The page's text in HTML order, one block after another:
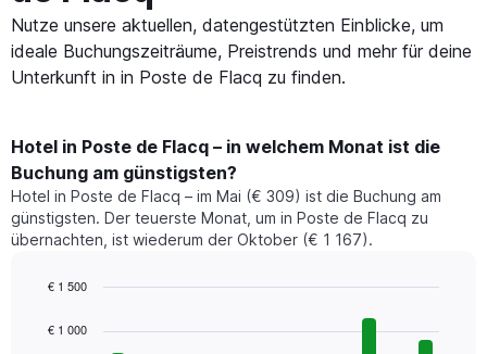
Nutze unsere aktuellen, datengestützten Einblicke, um
ideale Buchungszeiträume, Preistrends und mehr für deine
Unterkunft in in Poste de Flacq zu finden.
Hotel in Poste de Flacq – in welchem Monat ist die
Buchung am günstigsten?
Hotel in Poste de Flacq – im Mai (€ 309) ist die Buchung am
günstigsten. Der teuerste Monat, um in Poste de Flacq zu
übernachten, ist wiederum der Oktober (€ 1 167).
chart
graphic.
€ 1 000
€ 1 500